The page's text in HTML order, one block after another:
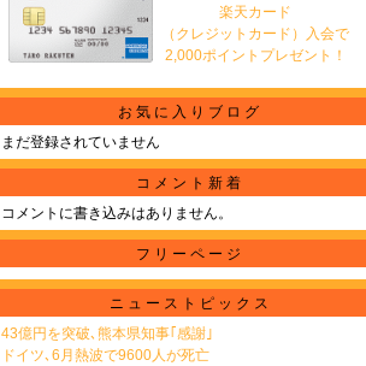
楽天カード
（クレジットカード）入会で
2,000ポイントプレゼント！
お気に入りブログ
まだ登録されていません
コメント新着
コメントに書き込みはありません。
フリーページ
ニューストピックス
43億円を突破､熊本県知事｢感謝｣
ドイツ､6月熱波で9600人が死亡